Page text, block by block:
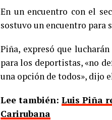
En un encuentro con el
sostuvo un encuentro
Piña, expresó que
para los deportistas, «no
una opción de todos», dijo
Lee también: Luis Piña
Carirubana